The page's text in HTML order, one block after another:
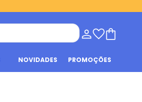
NOVIDADES PROMOÇÕES